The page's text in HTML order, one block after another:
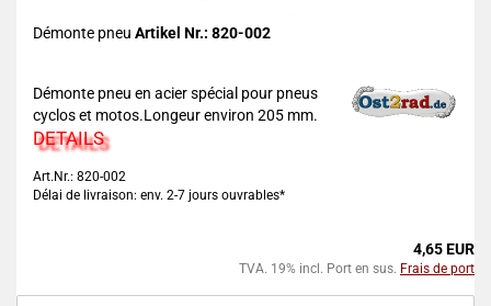
Démonte pneu Artikel Nr.: 820-002
Démonte pneu en acier spécial pour pneus
cyclos et motos.Longeur environ 205 mm.
DETAILS
Art.Nr.: 820-002
Délai de livraison: env. 2-7 jours ouvrables*
4,65 EUR
TVA. 19% incl. Port en sus. Frais de port